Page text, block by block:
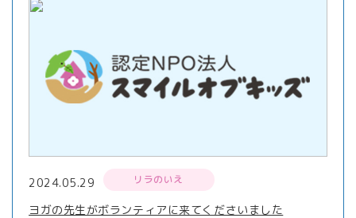
2024.05.29 リラのいえ
ヨガの先生がボランティアに来てくださいました